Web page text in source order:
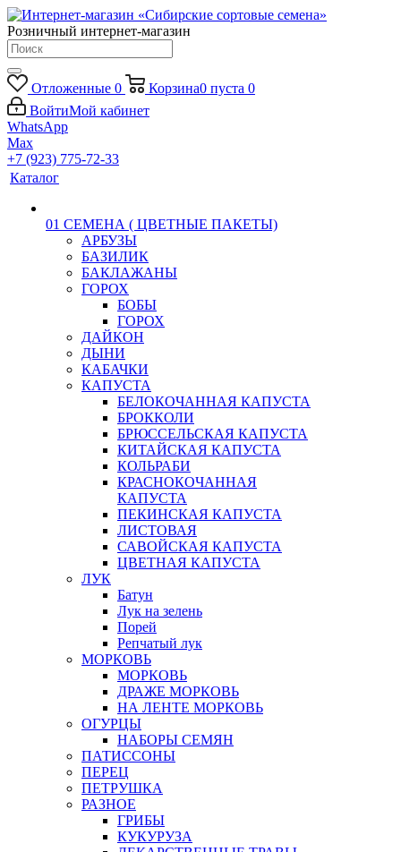
Розничный интернет-магазин
Отложенные 0 Корзина0 пуста 0
ВойтиМой кабинет
WhatsApp
Max
+7 (923) 775-72-33
Каталог
01 СЕМЕНА ( ЦВЕТНЫЕ ПАКЕТЫ)
АРБУЗЫ
БАЗИЛИК
БАКЛАЖАНЫ
ГОРОХ
БОБЫ
ГОРОХ
ДАЙКОН
ДЫНИ
КАБАЧКИ
КАПУСТА
БЕЛОКОЧАННАЯ КАПУСТА
БРОККОЛИ
БРЮССЕЛЬСКАЯ КАПУСТА
КИТАЙСКАЯ КАПУСТА
КОЛЬРАБИ
КРАСНОКОЧАННАЯ
КАПУСТА
ПЕКИНСКАЯ КАПУСТА
ЛИСТОВАЯ
САВОЙСКАЯ КАПУСТА
ЦВЕТНАЯ КАПУСТА
ЛУК
Батун
Лук на зелень
Порей
Репчатый лук
МОРКОВЬ
МОРКОВЬ
ДРАЖЕ МОРКОВЬ
НА ЛЕНТЕ МОРКОВЬ
ОГУРЦЫ
НАБОРЫ СЕМЯН
ПАТИССОНЫ
ПЕРЕЦ
ПЕТРУШКА
РАЗНОЕ
ГРИБЫ
КУКУРУЗА